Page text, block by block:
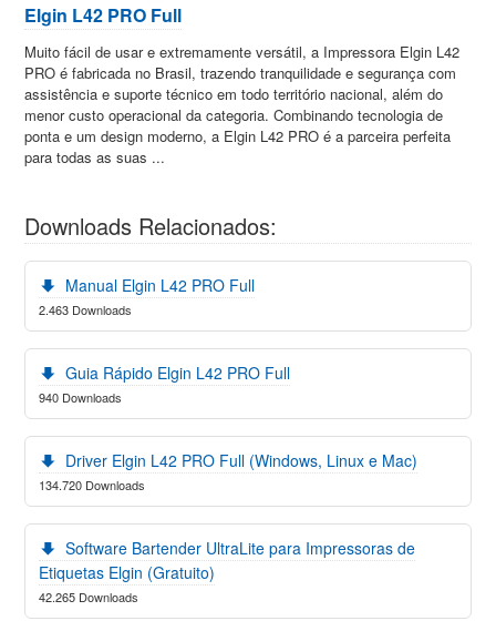
Elgin L42 PRO Full
Muito fácil de usar e extremamente versátil, a Impressora Elgin L42
PRO é fabricada no Brasil, trazendo tranquilidade e segurança com
assistência e suporte técnico em todo território nacional, além do
menor custo operacional da categoria. Combinando tecnologia de
ponta e um design moderno, a Elgin L42 PRO é a parceira perfeita
para todas as suas ...
Downloads Relacionados:
Manual Elgin L42 PRO Full
2.463 Downloads
Guia Rápido Elgin L42 PRO Full
940 Downloads
Driver Elgin L42 PRO Full (Windows, Linux e Mac)
134.720 Downloads
Software Bartender UltraLite para Impressoras de
Etiquetas Elgin (Gratuito)
42.265 Downloads